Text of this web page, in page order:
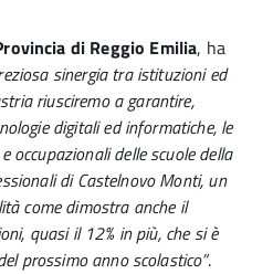
di Reggio Emilia, ha
sinergia tra istituzioni ed
riusciremo a garantire,
digitali ed informatiche, le
delle scuole della
di Castelnovo Monti, un
come dimostra anche il
quasi il 12% in più, che si è
prossimo anno scolastico”.